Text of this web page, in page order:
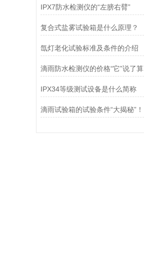
IPX7防水检测仪的“左膀右臂”
复合式盐雾试验箱是什么原理？
氙灯老化试验标准及条件的介绍
滴雨防水检测仪的价格“它”说了算
IPX34等级测试设备是什么简称
滴雨试验箱的试验条件“大揭秘”！